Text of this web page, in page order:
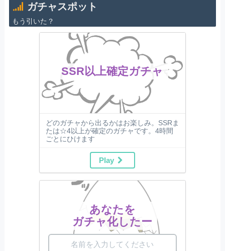
ガチャスポット
もう引いた？
SSR以上確定ガチャ
どのガチャから出るかはお楽しみ。SSRま
たは☆4以上が確定のガチャです。4時間
ごとにひけます
Play
あなたを
ガチャ化したー